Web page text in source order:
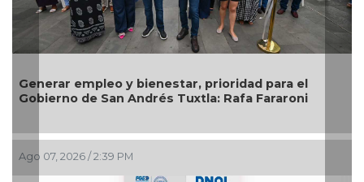
y bienestar, prioridad para el
San Andrés Tuxtla: Rafa Fararoni
/ 2:39 PM
Impulsa
prevención